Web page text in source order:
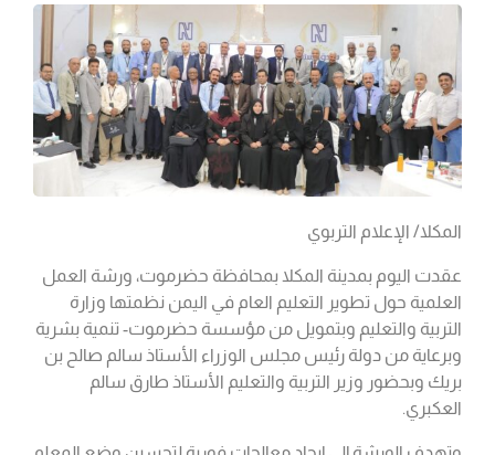
المكلا/ الإعلام التربوي
عقدت اليوم بمدينة المكلا بمحافظة حضرموت، ورشة العمل
العلمية حول تطوير التعليم العام في اليمن نظمتها وزارة
التربية والتعليم وبتمويل من مؤسسة حضرموت- تنمية بشرية
وبرعاية من دولة رئيس مجلس الوزراء الأستاذ سالم صالح بن
بريك وبحضور وزير التربية والتعليم الأستاذ طارق سالم
العكبري.